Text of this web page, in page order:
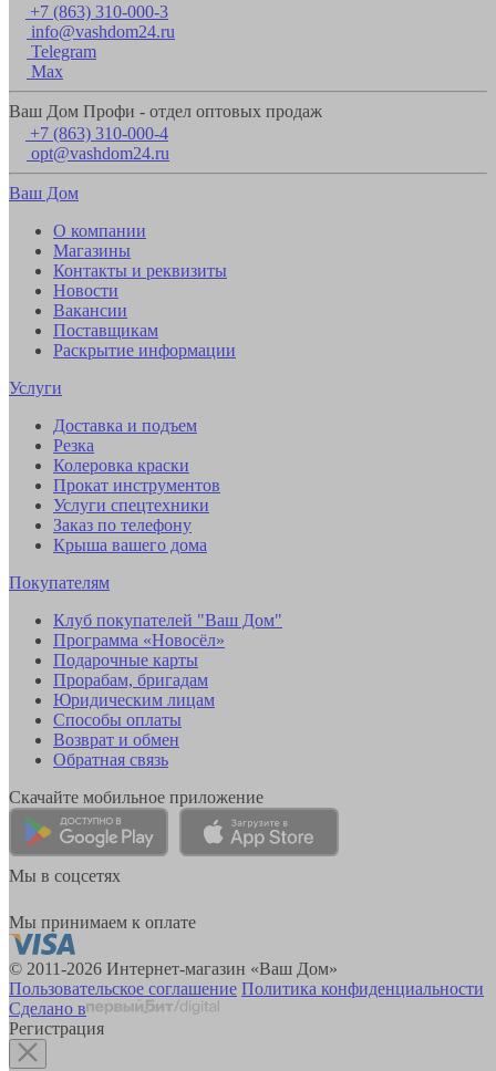
+7 (863) 310-000-3
info@vashdom24.ru
Telegram
Max
Ваш Дом Профи - отдел оптовых продаж
+7 (863) 310-000-4
opt@vashdom24.ru
Ваш Дом
О компании
Магазины
Контакты и реквизиты
Новости
Вакансии
Поставщикам
Раскрытие информации
Услуги
Доставка и подъем
Резка
Колеровка краски
Прокат инструментов
Услуги спецтехники
Заказ по телефону
Крыша вашего дома
Покупателям
Клуб покупателей "Ваш Дом"
Программа «Новосёл»
Подарочные карты
Прорабам, бригадам
Юридическим лицам
Способы оплаты
Возврат и обмен
Обратная связь
Скачайте мобильное приложение
Мы в соцсетях
Мы принимаем к оплате
© 2011-2026 Интернет-магазин «Ваш Дом»
Пользовательское соглашение Политика конфиденциальности
Сделано в
Регистрация